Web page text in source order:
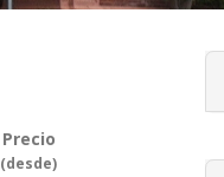
Precio
(desde)